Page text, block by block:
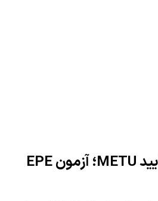
مدرک زبان مورد تایید METU؛ آزمون EPE